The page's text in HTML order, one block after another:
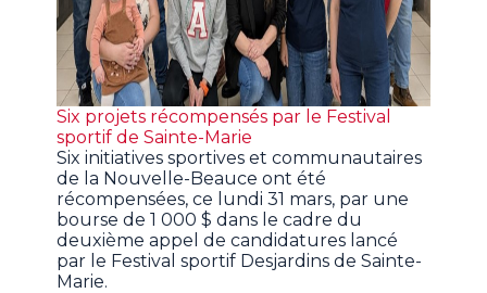
Six projets récompensés par le Festival
sportif de Sainte-Marie
Six initiatives sportives et communautaires
de la Nouvelle-Beauce ont été
récompensées, ce lundi 31 mars, par une
bourse de 1 000 $ dans le cadre du
deuxième appel de candidatures lancé
par le Festival sportif Desjardins de Sainte-
Marie.